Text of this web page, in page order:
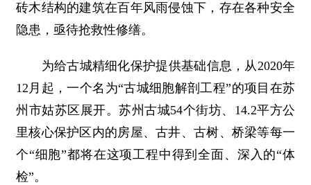
砖木结构的建筑在百年风雨侵蚀下，存在各种安全
隐患，亟待抢救性修缮。
为给古城精细化保护提供基础信息，从2020年
12月起，一个名为“古城细胞解剖工程”的项目在苏
州市姑苏区展开。苏州古城54个街坊、14.2平方公
里核心保护区内的房屋、古井、古树、桥梁等每一
个“细胞”都将在这项工程中得到全面、深入的“体
检”。